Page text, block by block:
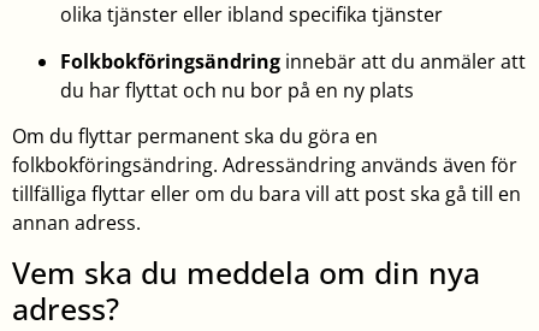
olika tjänster eller ibland specifika tjänster
Folkbokföringsändring innebär att du anmäler att
du har flyttat och nu bor på en ny plats
Om du flyttar permanent ska du göra en
folkbokföringsändring. Adressändring används även för
tillfälliga flyttar eller om du bara vill att post ska gå till en
annan adress.
Vem ska du meddela om din nya
adress?